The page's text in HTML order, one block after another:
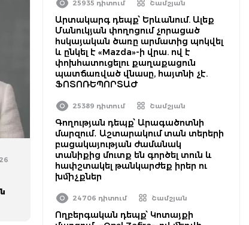
25935 դիտում Շամշյան
Արտակարգ դեպք՝ Երևանում. Ալեք
Մանուկյան փողոցում չորացած
հսկայական ծառը արմատից պոկվել
և ընկել է «Mazda»-ի վրա. ով է
փոխհատուցելու քաղաքացուն
պատճառված վնասը, հայտնի չէ.
ՖՈՏՈՌԵՊՈՐՏԱԺ
25389 դիտում Շամշյան
Գողության դեպք՝ Արագածոտնի
մարզում․ Աշտարակում տան տերերի
բացակայության ժամանակ
տանիքից մուտք են գործել տուն և
հափշտակել թանկարժեք իրեր ու
խմիչքներ
24706 դիտում Շամշյան
Ողբերգական դեպք՝ Կոտայքի